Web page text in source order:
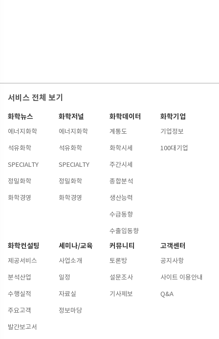
서비스 전체 보기
화학뉴스
에너지화학
석유화학
SPECIALTY
정밀화학
화학경영
화학저널
에너지화학
석유화학
SPECIALTY
정밀화학
화학경영
화학데이터
계통도
화학시세
주간시세
종합분석
생산능력
수급동향
수출입동향
화학기업
기업정보
100대기업
화학컨설팅
제공서비스
분석산업
수행실적
주요고객
발간보고서
세미나/교육
사업소개
일정
자료실
정보마당
커뮤니티
토론방
설문조사
기사제보
고객센터
공지사항
사이트 이용안내
Q&A